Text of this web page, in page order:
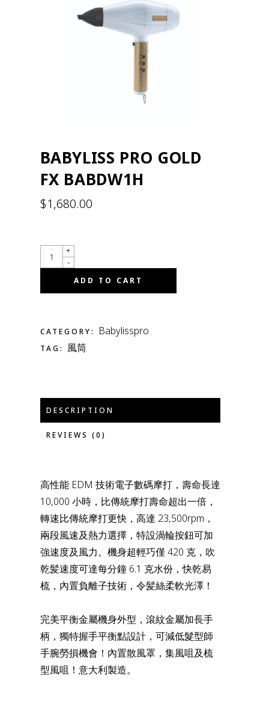
BABYLISS PRO GOLD
FX BABDW1H
$1,680.00
QUANTITY
-
+
ADD TO CART
CATEGORY: Babylisspro
TAG: 風筒
DESCRIPTION
REVIEWS (0)
高性能 EDM 技術電子數碼摩打，壽命長達
10,000 小時，比傳統摩打壽命超出一倍，
轉速比傳統摩打更快，高達 23,500rpm，
兩段風速及熱力選擇，特設渦輪按鈕可加
強速度及風力。機身超輕巧僅 420 克，吹
乾髪速度可達每分鐘 6.1 克水份，快乾易
梳，內置負離子技術，令髪絲柔軟光澤！
完美平衡金屬機身外型，滾紋金屬加長手
柄，獨特握手平衡點設計，可減低髮型師
手腕勞損機會！內置散風罩，集風咀及梳
型風咀！意大利製造。